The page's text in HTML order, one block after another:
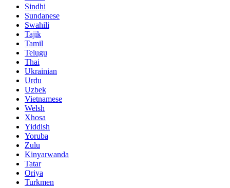
Sindhi
Sundanese
Swahili
Tajik
Tamil
Telugu
Thai
Ukrainian
Urdu
Uzbek
Vietnamese
Welsh
Xhosa
Yiddish
Yoruba
Zulu
Kinyarwanda
Tatar
Oriya
Turkmen